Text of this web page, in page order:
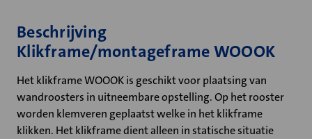
Beschrijving
Klikframe/montageframe WOOOK
Het klikframe WOOOK is geschikt voor plaatsing van
wandroosters in uitneembare opstelling. Op het rooster
worden klemveren geplaatst welke in het klikframe
klikken. Het klikframe dient alleen in statische situatie